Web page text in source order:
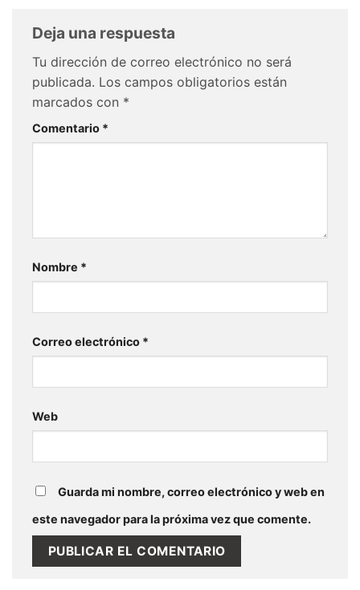
Deja una respuesta
Tu dirección de correo electrónico no será
publicada. Los campos obligatorios están
marcados con *
Comentario *
Nombre *
Correo electrónico *
Web
Guarda mi nombre, correo electrónico y web en
este navegador para la próxima vez que comente.